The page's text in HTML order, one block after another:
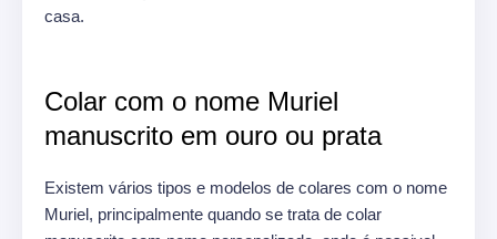
casa.
Colar com o nome Muriel
manuscrito em ouro ou prata
Existem vários tipos e modelos de colares com o nome
Muriel, principalmente quando se trata de colar